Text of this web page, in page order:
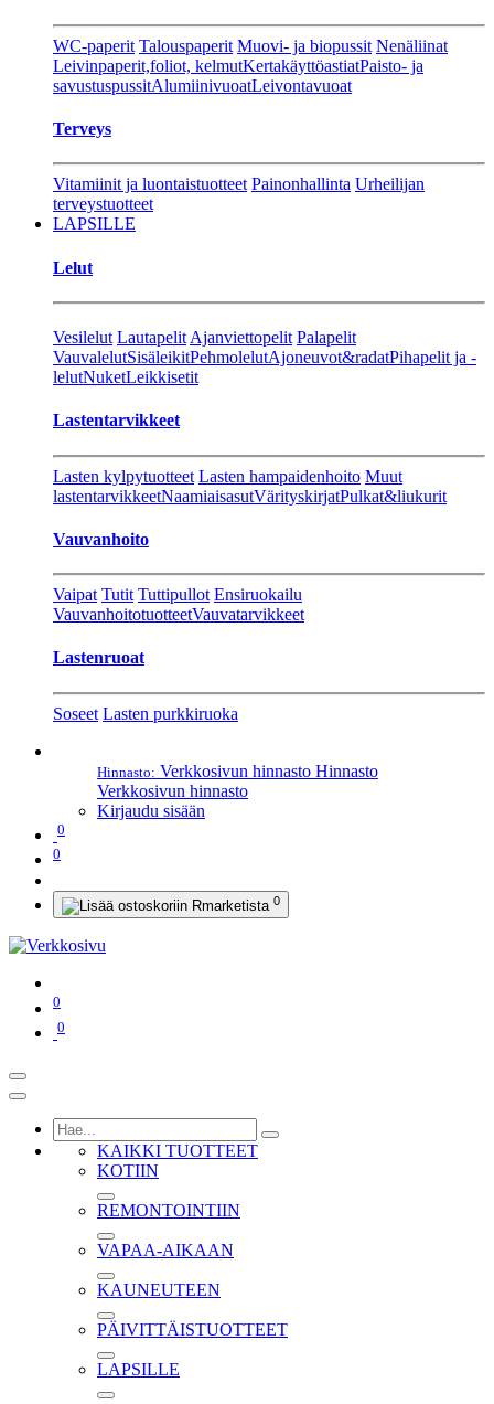
WC-paperit Talouspaperit Muovi- ja biopussit Nenäliinat
Leivinpaperit,foliot, kelmutKertakäyttöastiatPaisto- ja
savustuspussitAlumiinivuoatLeivontavuoat
Terveys
Vitamiinit ja luontaistuotteet Painonhallinta Urheilijan
terveystuotteet
LAPSILLE
Lelut
Vesilelut Lautapelit Ajanviettopelit Palapelit
VauvalelutSisäleikitPehmolelutAjoneuvot&radatPihapelit ja -
lelutNuketLeikkisetit
Lastentarvikkeet
Lasten kylpytuotteet Lasten hampaidenhoito Muut
lastentarvikkeetNaamiaisasutVärityskirjatPulkat&liukurit
Vauvanhoito
Vaipat Tutit Tuttipullot Ensiruokailu
VauvanhoitotuotteetVauvatarvikkeet
Lastenruoat
Soseet Lasten purkkiruoka
Hinnasto: Verkkosivun hinnasto Hinnasto
Verkkosivun hinnasto
Kirjaudu sisään
0
0
0
0
0
KAIKKI TUOTTEET
KOTIIN
REMONTOINTIIN
VAPAA-AIKAAN
KAUNEUTEEN
PÄIVITTÄISTUOTTEET
LAPSILLE